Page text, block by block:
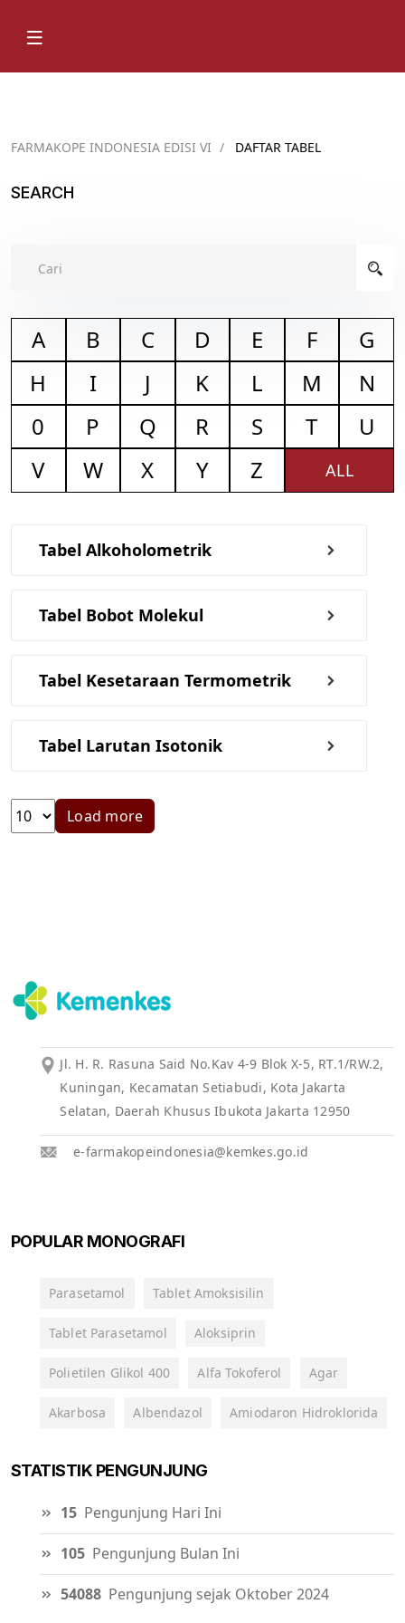
FARMAKOPE INDONESIA EDISI VI / DAFTAR TABEL
SEARCH
A B C D E F
G
H
I J K L M
N
0
P Q R S T
U
V
W X Y Z ALL
Tabel Alkoholometrik
Tabel Bobot Molekul
Tabel Kesetaraan Termometrik
Tabel Larutan Isotonik
Load more
Jl. H. R. Rasuna Said No.Kav 4-9 Blok X-5, RT.1/RW.2,
Kuningan, Kecamatan Setiabudi, Kota Jakarta
Selatan, Daerah Khusus Ibukota Jakarta 12950
e-farmakopeindonesia@kemkes.go.id
POPULAR MONOGRAFI
Parasetamol Tablet Amoksisilin
Tablet Parasetamol Aloksiprin
Polietilen Glikol 400 Alfa Tokoferol Agar
Akarbosa Albendazol Amiodaron Hidroklorida
STATISTIK PENGUNJUNG
15 Pengunjung Hari Ini
105 Pengunjung Bulan Ini
54088 Pengunjung sejak Oktober 2024